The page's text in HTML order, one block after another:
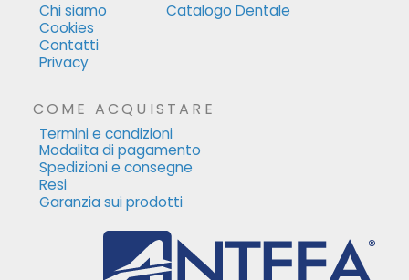
Chi siamo
Cookies
Contatti
Privacy
Catalogo Dentale
COME ACQUISTARE
Termini e condizioni
Modalita di pagamento
Spedizioni e consegne
Resi
Garanzia sui prodotti